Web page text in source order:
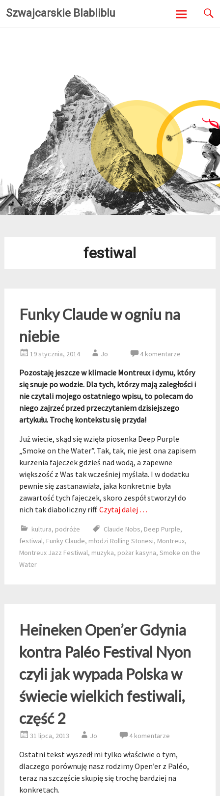
Szwajcarskie Blabliblu
festiwal
Funky Claude w ogniu na
niebie
19 stycznia, 2014 Jo 4 komentarze
Pozostaję jeszcze w klimacie Montreux i dymu, który
się snuje po wodzie. Dla tych, którzy mają zaległości i
nie czytali mojego ostatniego wpisu, to polecam do
niego zajrzeć przed przeczytaniem dzisiejszego
artykułu. Trochę kontekstu się przyda!
Już wiecie, skąd się wzięła piosenka Deep Purple
„Smoke on the Water”. Tak, tak, nie jest ona zapisem
kurzenia fajeczek gdzieś nad wodą, a zapewne
większość z Was tak wcześniej myślała. I w dodatku
pewnie się zastanawiała, jaka konkretnie była
zawartość tych fajeczek, skoro zespół stworzył do
nich tak diaboliczny riff. Czytaj dalej …
kultura, podróże Claude Nobs, Deep Purple,
festiwal, Funky Claude, młodzi Rolling Stonesi, Montreux,
Montreux Jazz Festiwal, muzyka, pożar kasyna, Smoke on the
Water
Heineken Open’er Gdynia
kontra Paléo Festival Nyon
czyli jak wypada Polska w
świecie wielkich festiwali,
część 2
31 lipca, 2013 Jo 4 komentarze
Ostatni tekst wyszedł mi tylko właściwie o tym,
dlaczego porównuję nasz rodzimy Open’er z Paléo,
teraz na szczęście skupię się trochę bardziej na
konkretach.